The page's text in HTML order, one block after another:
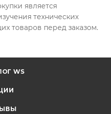
является
технических
товаров перед заказом.
WS